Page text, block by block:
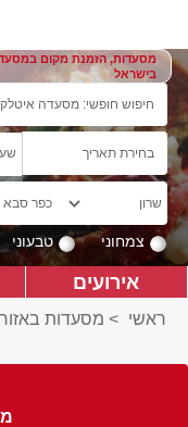
מסעדות, הזמנת מקום
בישראל
צמחוני טבעוני
אירועים
ראשי > מסעדות